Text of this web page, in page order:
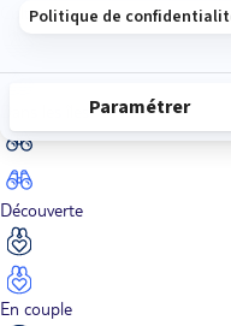
Culture
Découverte
En couple